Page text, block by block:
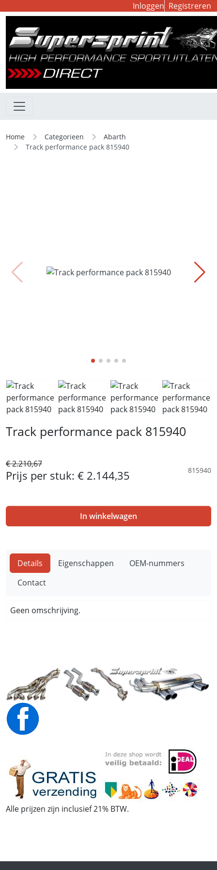
Inloggen Registreren
Home Categorieen
Abarth
Track performance pack 815940
Track performance pack 815940
€ 2.210,67
Prijs per stuk: € 2.144,35 815940
In winkelwagen
Details Eigenschappen
OEM-nummers
Contact
Geen omschrijving.
Alle prijzen zijn inclusief 21% BTW.